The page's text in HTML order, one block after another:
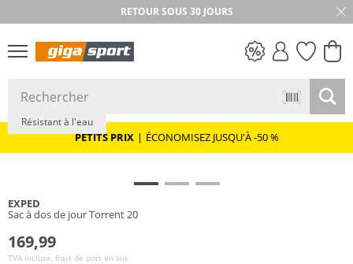
RETOUR SOUS 30 JOURS
PETITS PRIX
PETITS PRIX | ÉCONOMISEZ JUSQU'À -50 %
Durable
Résistant à l'eau
EXPED
Sac à dos de jour Torrent 20
169,99
TVA incluse, frais de port en sus